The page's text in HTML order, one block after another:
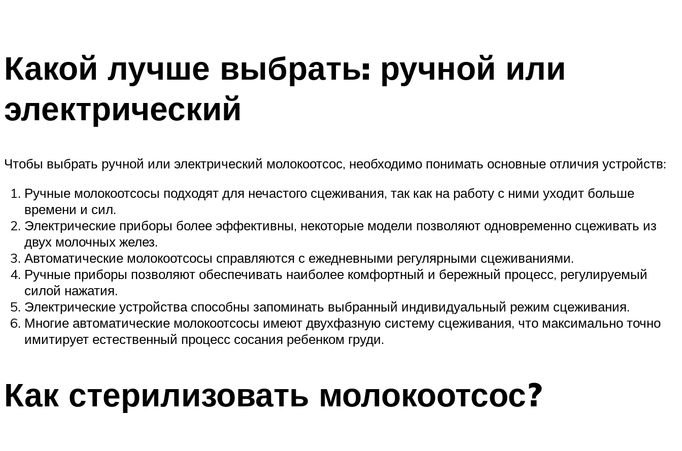
Какой лучше выбрать: ручной или
электрический
Чтобы выбрать ручной или электрический молокоотсос, необходимо понимать основные отличия устройств:
Ручные молокоотсосы подходят для нечастого сцеживания, так как на работу с ними уходит больше
времени и сил.
Электрические приборы более эффективны, некоторые модели позволяют одновременно сцеживать из
двух молочных желез.
Автоматические молокоотсосы справляются с ежедневными регулярными сцеживаниями.
Ручные приборы позволяют обеспечивать наиболее комфортный и бережный процесс, регулируемый
силой нажатия.
Электрические устройства способны запоминать выбранный индивидуальный режим сцеживания.
Многие автоматические молокоотсосы имеют двухфазную систему сцеживания, что максимально точно
имитирует естественный процесс сосания ребенком груди.
Как стерилизовать молокоотсос?